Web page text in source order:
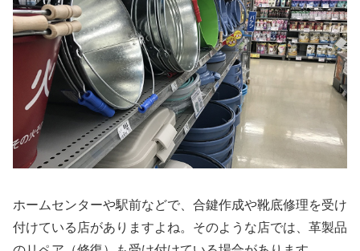
ホームセンターや駅前などで、合鍵作成や靴底修理を受け
付けている店がありますよね。そのような店では、革製品